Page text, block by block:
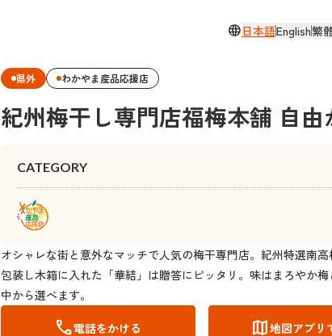
language日本語English繁
県外 わかやま産品応援店
紀州梅干し専門店福梅本舗 自由
CATEGORY
オシャレな街と意外なマッチで人気の梅干専門店。紀州特選南
包装し木箱に入れた「華結」は贈答にピッタリ。味はまろやか
中から選べます。
call電話をかける map地図アプリ